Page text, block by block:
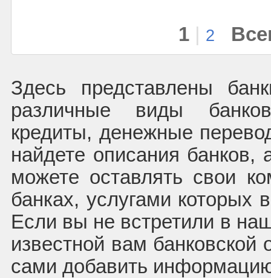
1 2
Здесь представлены
различные виды
кредиты, денежные
найдете описания
можете оставлять свои
банках, услугами
Если вы не встретили в
известной вам
сами добавить